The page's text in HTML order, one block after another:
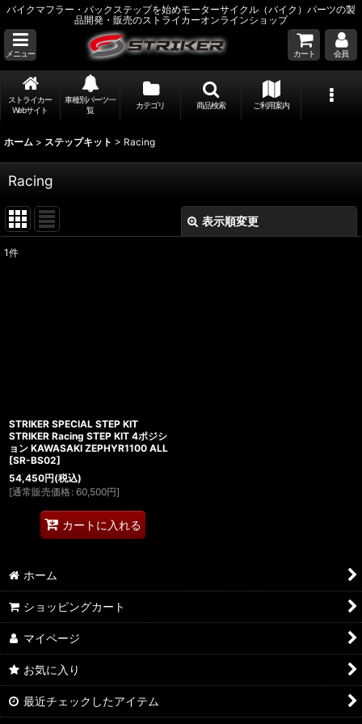
バイクマフラー・バックステップを始めモーターサイクル（バイク）パーツの製
品開発・販売のストライカーオンラインショップ
メニュー カート 会員
ストライカー
Webサイト
車種別パーツ一
覧
カテゴリ 商品検索 ご利用案内
ホーム > ステップキット > Racing
Racing
表示順変更
1件
STRIKER SPECIAL STEP KIT
STRIKER Racing STEP KIT 4ポジシ
ョン KAWASAKI ZEPHYR1100 ALL
[SR-BS02]
54,450円(税込)
[通常販売価格 : 60,500円]
カートに入れる
ホーム
ショッピングカート
マイページ
お気に入り
最近チェックしたアイテム